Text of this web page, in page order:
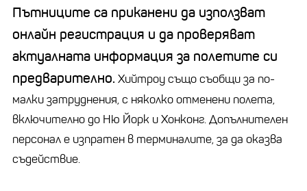
Пътниците са приканени да използват
онлайн регистрация и да проверяват
актуалната информация за полетите си
предварително. Хийтроу също съобщи за по-
малки затруднения, с няколко отменени полета,
включително до Ню Йорк и Хонконг. Допълнителен
персонал е изпратен в терминалите, за да оказва
съдействие.